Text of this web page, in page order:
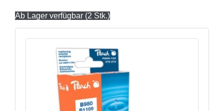
Ab Lager verfügbar (2 Stk.)